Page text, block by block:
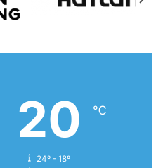
20 ℃
24º - 18º